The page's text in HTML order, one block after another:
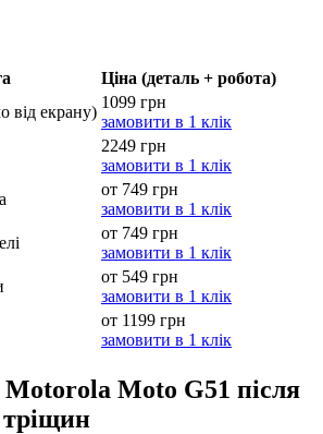
Ціна (деталь + робота)
від екрану)
1099 грн
замовити в 1 клік
2249 грн
замовити в 1 клік
от 749 грн
замовити в 1 клік
от 749 грн
замовити в 1 клік
от 549 грн
замовити в 1 клік
от 1199 грн
замовити в 1 клік
Motorola Moto G51 після
тріщин